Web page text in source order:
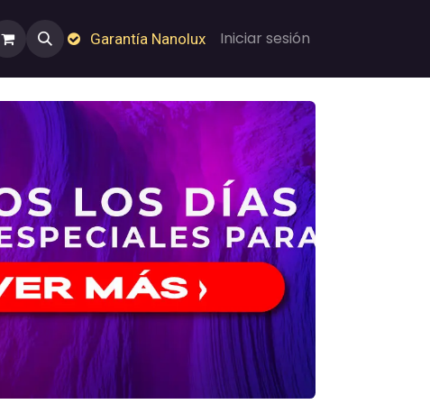
Sobre Nosotros Empleos Garantía de Nanolux
Garantía Nanolux Iniciar sesión